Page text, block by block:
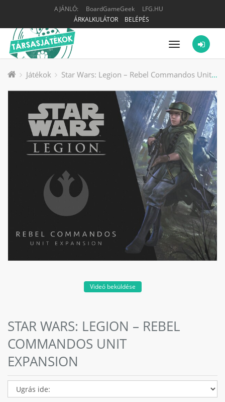
AJÁNLÓ: BoardGameGeek
LFG.HU
ÁRKALKULÁTOR
BELÉPÉS
Menü
Játékok Star Wars: Legion – Rebel Commandos Unit Expansion
Videó beküldése
STAR WARS: LEGION – REBEL
COMMANDOS UNIT
EXPANSION